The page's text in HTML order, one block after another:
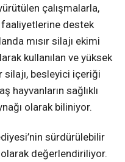
çalışmalarla,
faaliyetlerine destek
mısır silajı ekimi
kullanılan ve yüksek
silajı, besleyici içeriği
hayvanların sağlıklı
olarak biliniyor.
sürdürülebilir
olarak değerlendiriliyor.